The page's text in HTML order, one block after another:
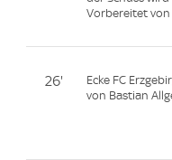
Vorbereitet von
26'
Ecke FC
von Bastian